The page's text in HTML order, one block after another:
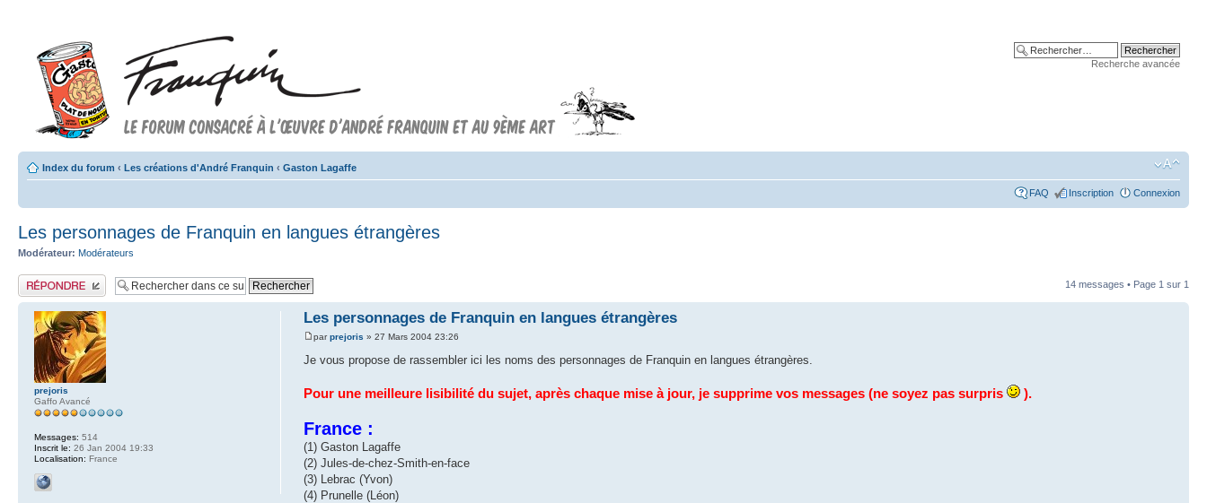
Recherche avancée
Index du forum ‹ Les créations d'André Franquin ‹ Gaston Lagaffe
FAQ Inscription Connexion
Les personnages de Franquin en langues étrangères
Modérateur: Modérateurs
Publier une réponse 14 messages • Page 1 sur 1
Les personnages de Franquin en langues étrangères
parprejoris » 27 Mars 2004 23:26
Je vous propose de rassembler ici les noms des personnages de Franquin en langues étrangères.
Pour une meilleure lisibilité du sujet, après chaque mise à jour, je supprime vos messages (ne soyez pas surpris ).
France :
(1) Gaston Lagaffe
(2) Jules-de-chez-Smith-en-face
(3) Lebrac (Yvon)
(4) Prunelle (Léon)
prejoris
Gaffo Avancé
Messages: 514
Inscrit le: 26 Jan 2004 19:33
Localisation: France